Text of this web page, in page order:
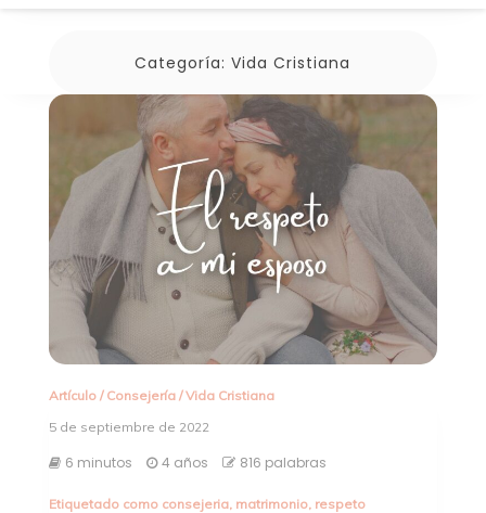
Categoría:Vida Cristiana
Artículo/ Consejería/Vida Cristiana
5 de septiembre de 2022
6 minutos 4 años 816 palabras
Etiquetado como consejeria, matrimonio, respeto